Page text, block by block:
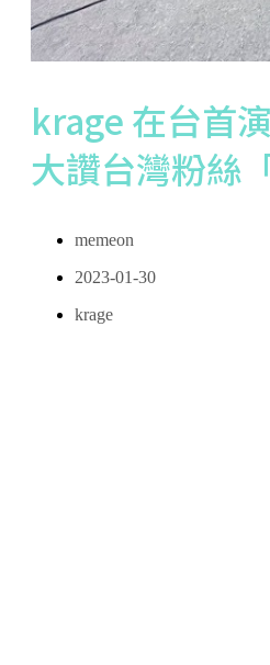
krage 在台首
大讚台灣粉絲
memeon
2023-01-30
krage